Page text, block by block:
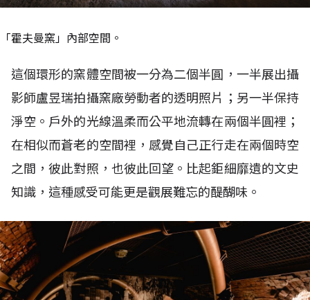
「霍夫曼窯」內部空間。
這個環形的窯體空間被一分為二個半圓，一半展出攝
影師盧昱瑞拍攝窯廠勞動者的透明照片；另一半保持
淨空。戶外的光線溫柔而公平地流轉在兩個半圓裡；
在相似而蒼老的空間裡，感覺自己正行走在兩個時空
之間，彼此對照，也彼此回望。比起鉅細靡遺的文史
知識，這種感受可能更是觀展難忘的醍醐味。